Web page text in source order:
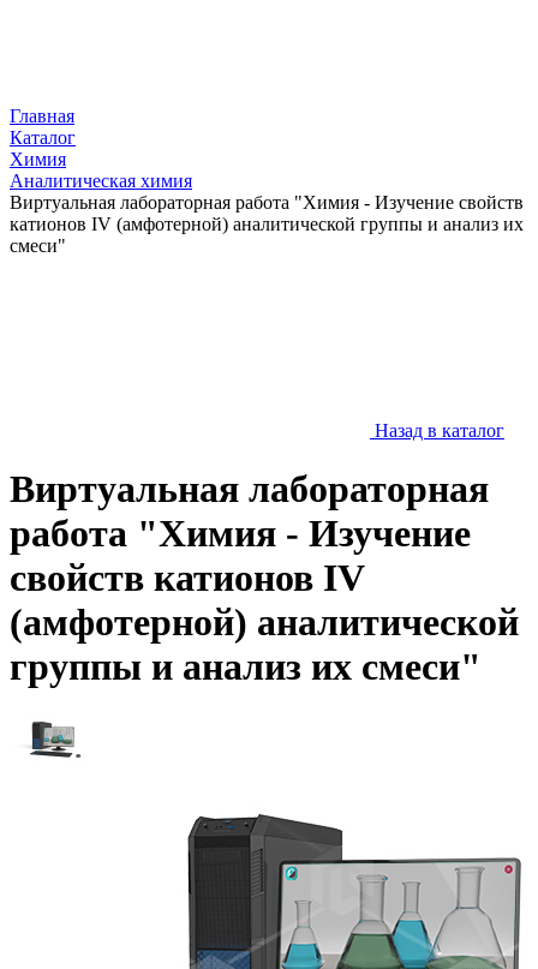
Главная
Каталог
Химия
Аналитическая химия
Виртуальная лабораторная работа "Химия - Изучение свойств
катионов IV (амфотерной) аналитической группы и анализ их
смеси"
Назад в каталог
Виртуальная лабораторная
работа "Химия - Изучение
свойств катионов IV
(амфотерной) аналитической
группы и анализ их смеси"